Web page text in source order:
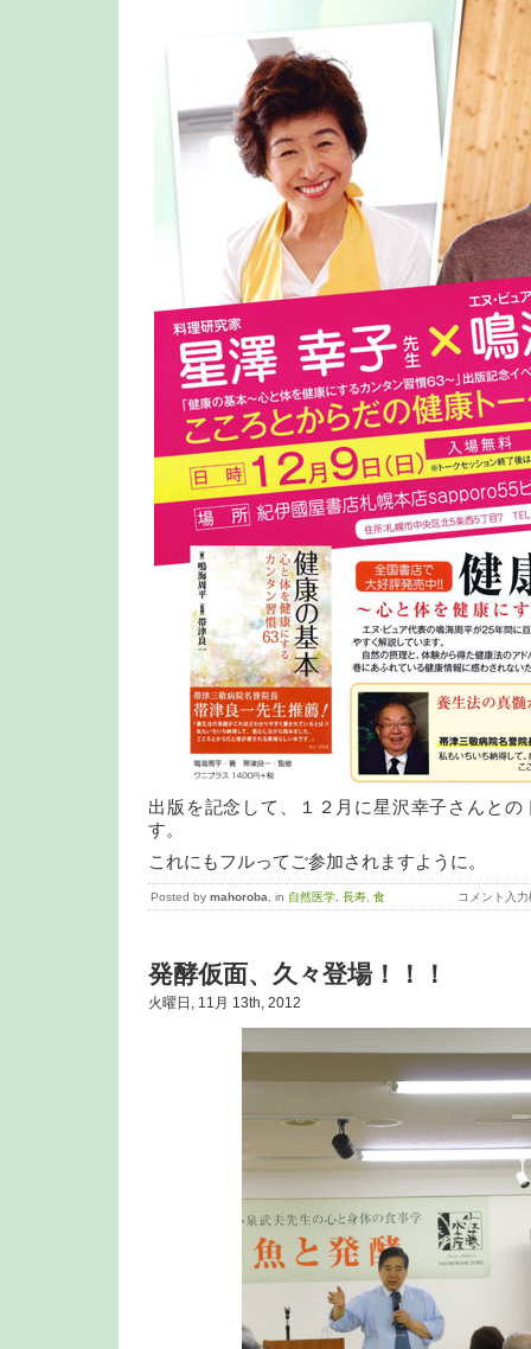
出版を記念して、１２月に星沢幸子さんと
す。
これにもフルってご参加されますように。
Posted by mahoroba , in 自然医学 長寿 食 コメント入力
発酵仮面、久々登場！！！
火曜日, 11月 13th, 2012